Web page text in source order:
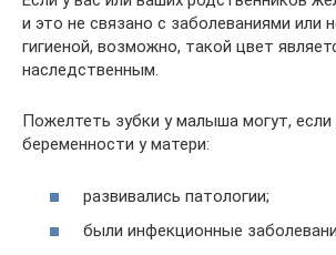
и это не связано с заболеваниями или
гигиеной, возможно, такой цвет
наследственным.
Пожелтеть зубки у малыша могут, если
беременности у матери:
развивались патологии;
были инфекционные